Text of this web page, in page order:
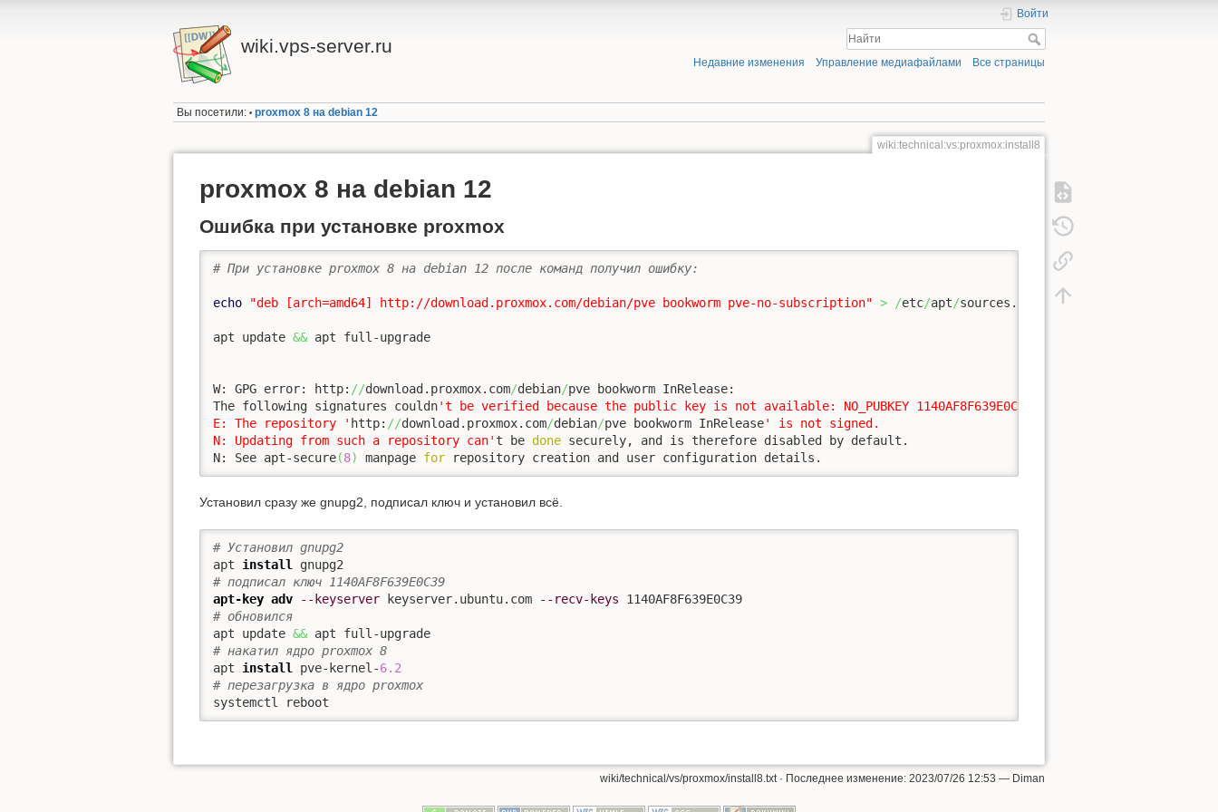
wiki.vps-server.ru
Войти
Недавние изменения Управление медиафайлами Все страницы
Вы посетили: • proxmox 8 на debian 12
wiki:technical:vs:proxmox:install8
proxmox 8 на debian 12
Ошибка при установке proxmox
# При установке proxmox 8 на debian 12 после команд получил ошибку:
echo "deb [arch=amd64] http://download.proxmox.com/debian/pve bookworm pve-no-subscription" > /etc/apt/sources.list.d /
apt update && apt full-upgrade
W: GPG error: http: //download.proxmox.com/debian/pve bookworm InRelease:
The following signatures couldn't be verified because the public key is not available: NO_PUBKEY 1140AF8F639E0C39
E: The repository ' http: //download.proxmox.com/debian/pve bookworm InRelease' is not signed.
N: Updating from such a repository can' t be done securely, and is
N: See apt-secure(8) manpage for repository creation and user configuration details.
Установил сразу же gnupg2, подписал ключ и установил всё.
# Установил gnupg2
apt install
# подписал ключ 1140AF8F639E0C39
apt-key adv
--keyserver keyserver.ubuntu.com --recv-keys
# обновился
apt update &&
# накатил ядро proxmox 8
apt install pve-kernel-6.2
# перезагрузка в ядро proxmox
systemctl reboot
wiki/technical/vs/proxmox/install8.txt· Последнее изменение: 2023/07/26 12:53 — Diman